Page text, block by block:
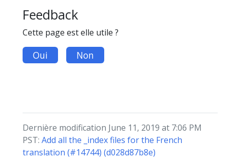
Feedback
Cette page est elle utile ?
Oui Non
Dernière modification June 11, 2019 at 7:06 PM
PST: Add all the _index files for the French
translation (#14744) (d028d87b8e)